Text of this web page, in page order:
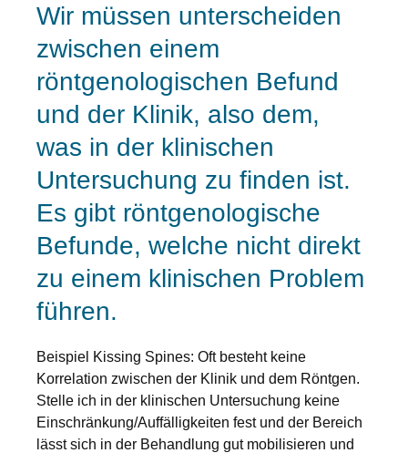
Wir müssen unterscheiden
zwischen einem
röntgenologischen Befund
und der Klinik, also dem,
was in der klinischen
Untersuchung zu finden ist.
Es gibt röntgenologische
Befunde, welche nicht direkt
zu einem klinischen Problem
führen.
Beispiel Kissing Spines: Oft besteht keine
Korrelation zwischen der Klinik und dem Röntgen.
Stelle ich in der klinischen Untersuchung keine
Einschränkung/Auffälligkeiten fest und der Bereich
lässt sich in der Behandlung gut mobilisieren und